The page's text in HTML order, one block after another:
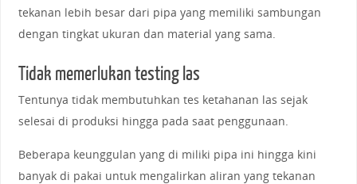
tekanan lebih besar dari pipa yang memiliki sambungan
dengan tingkat ukuran dan material yang sama.
Tidak memerlukan testing las
Tentunya tidak membutuhkan tes ketahanan las sejak
selesai di produksi hingga pada saat penggunaan.
Beberapa keunggulan yang di miliki pipa ini hingga kini
banyak di pakai untuk mengalirkan aliran yang tekanan